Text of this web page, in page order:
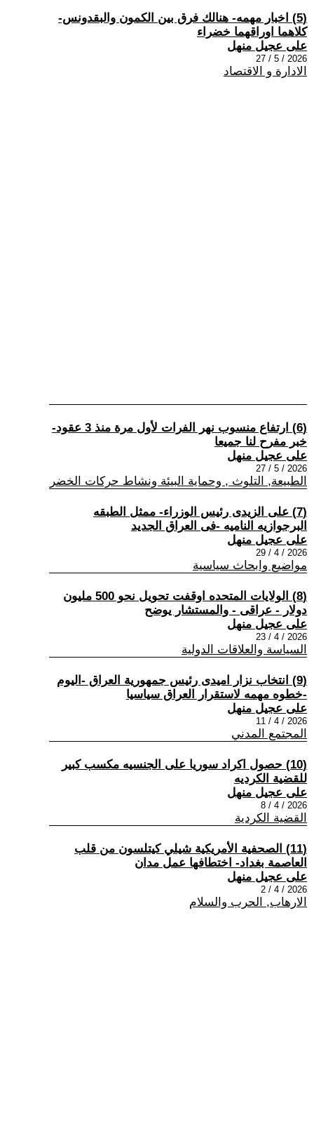
(5) اخبار مهمه- هنالك فرق بين الكمون والبقدونس-
كلاهما اوراقهما خضراء
على عجيل منهل
2026 / 5 / 27
الادارة و الاقتصاد
(6) ارتفاع منسوب نهر الفرات لأول مرة منذ 3 عقود-
خبر مفرح لنا جميعا
على عجيل منهل
2026 / 5 / 27
الطبيعة, التلوث , وحماية البيئة ونشاط حركات الخضر
(7) على الزيدى رئيس الوزراء- ممثل الطبقه
البرجوازيه الناميه -فى العراق الجديد
على عجيل منهل
2026 / 4 / 29
مواضيع وابحاث سياسية
(8) الولايات المتحده اوقفت تحويل نحو 500 مليون
دولار - عراقى - والمستشار يوضح
على عجيل منهل
2026 / 4 / 23
السياسة والعلاقات الدولية
(9) انتخاب نزار اميدى رئيس جمهورية العراق -اليوم
-خطوه مهمه لاستقرار العراق سياسيا
على عجيل منهل
2026 / 4 / 11
المجتمع المدني
(10) حصول اكراد سوريا على الجنسيه مكسب كبير
للقضية الكرديه
على عجيل منهل
2026 / 4 / 8
القضية الكردية
(11) الصحفية الأمريكية شيلي كيتلسون من قلب
العاصمة بغداد- اختطافها عمل مدان
على عجيل منهل
2026 / 4 / 2
الارهاب, الحرب والسلام